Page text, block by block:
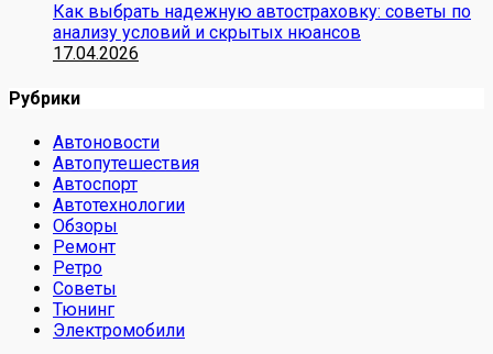
Как выбрать надежную автостраховку: советы по
анализу условий и скрытых нюансов
17.04.2026
Рубрики
Автоновости
Автопутешествия
Автоспорт
Автотехнологии
Обзоры
Ремонт
Ретро
Советы
Тюнинг
Электромобили